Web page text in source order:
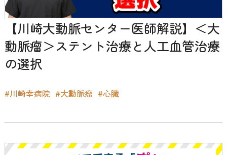
【川崎大動脈センター医師解説】＜大
動脈瘤＞ステント治療と人工血管治療
の選択
#川崎幸病院 #大動脈瘤 #心臓